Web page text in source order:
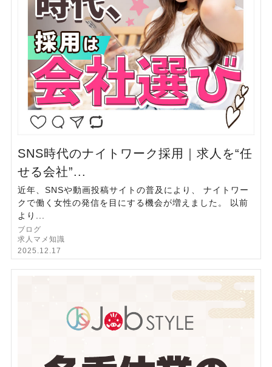
SNS時代のナイトワーク採用｜求人を“任
せる会社”...
近年、SNSや動画投稿サイトの普及により、 ナイトワー
クで働く女性の発信を目にする機会が増えました。 以前
より...
ブログ
求人マメ知識
2025.12.17